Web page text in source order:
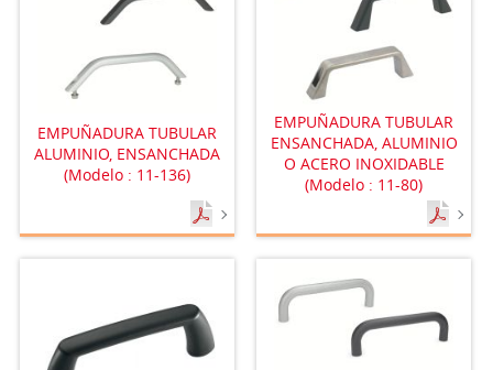
EMPUÑADURA TUBULAR
ALUMINIO, ENSANCHADA
(Modelo : 11-136)
EMPUÑADURA TUBULAR
ENSANCHADA, ALUMINIO
O ACERO INOXIDABLE
(Modelo : 11-80)